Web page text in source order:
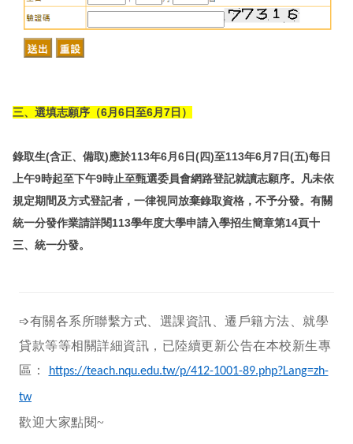
三、 選填志願序（6月6日至6月7日）
錄取生(含正、備取)應於113年6月6日(四)至113年6月7日(五)每日
上午9時起至下午9時止至甄選委員會網路登記就讀志願序。凡未依
規定期間及方式登記者，一律視同放棄錄取資格，不予分發。有關
統一分發作業請詳閱113學年度大學申請入學招生簡章第14頁十
三、統一分發。
➩有關各系所聯繫方式、選課資訊、遷戶籍方法、就學
貸款等等相關詳細資訊，已陸續更新公告在本校新生專
區：
https://teach.nqu.edu.tw/p/412-1001-89.php?Lang=zh-
tw
歡迎大家點閱~